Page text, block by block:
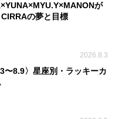
が
の夢と目標
2026.8.3
〜8.9〉星座別・ラッキーカ